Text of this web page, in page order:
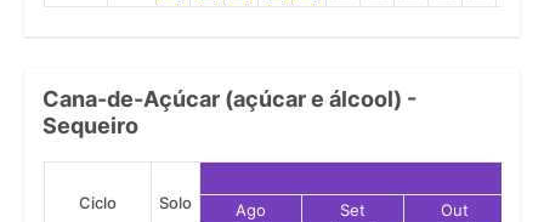
Cana-de-Açúcar (açúcar e álcool) -
Sequeiro
Ciclo Solo Ago Set Out